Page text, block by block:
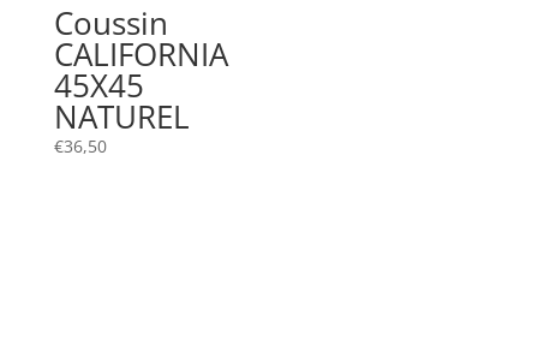
Coussin
CALIFORNIA
45X45
NATUREL
€36,50